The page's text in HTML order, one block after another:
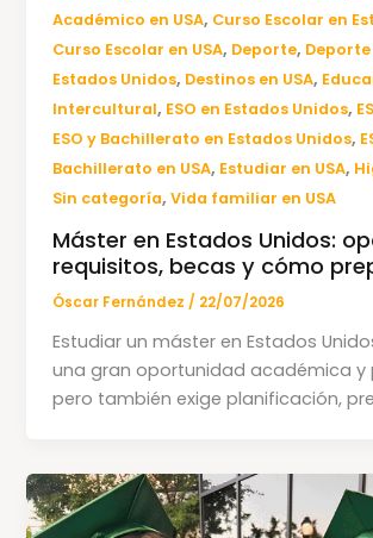
Académico en USA, Curso Escolar en
Curso Escolar en USA, Deporte,
Estados Unidos, Destinos en USA,
Intercultural, ESO en Estados Unidos,
ESO y Bachillerato en Estados Unidos,
Bachillerato en USA, Estudiar en USA,
Sin categoría,Vida familiar en USA
Máster en Estados Unidos:
requisitos, becas y cómo
Óscar Fernández / 22/07/2026
Estudiar un máster en Estados
una gran oportunidad académica y
pero también exige planificación,